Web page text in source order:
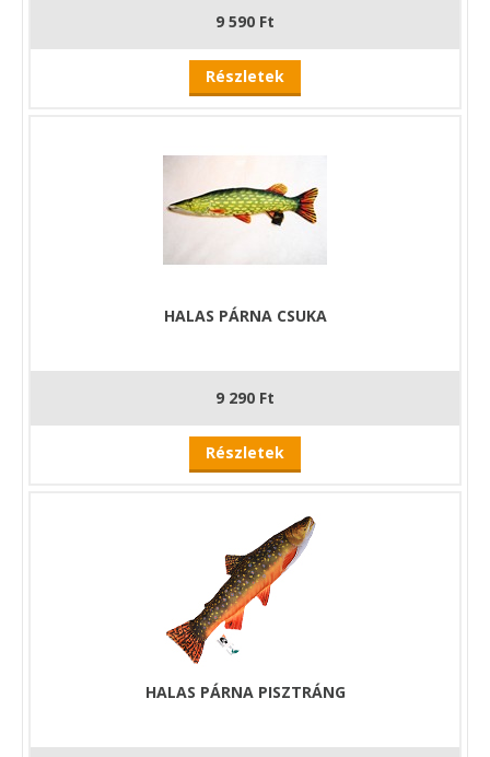
9 590 Ft
Részletek
HALAS PÁRNA CSUKA
9 290 Ft
Részletek
HALAS PÁRNA PISZTRÁNG